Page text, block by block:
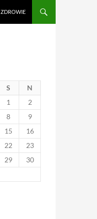
ZDROWIE
S
N
1
2
8
9
15
16
22
23
29
30